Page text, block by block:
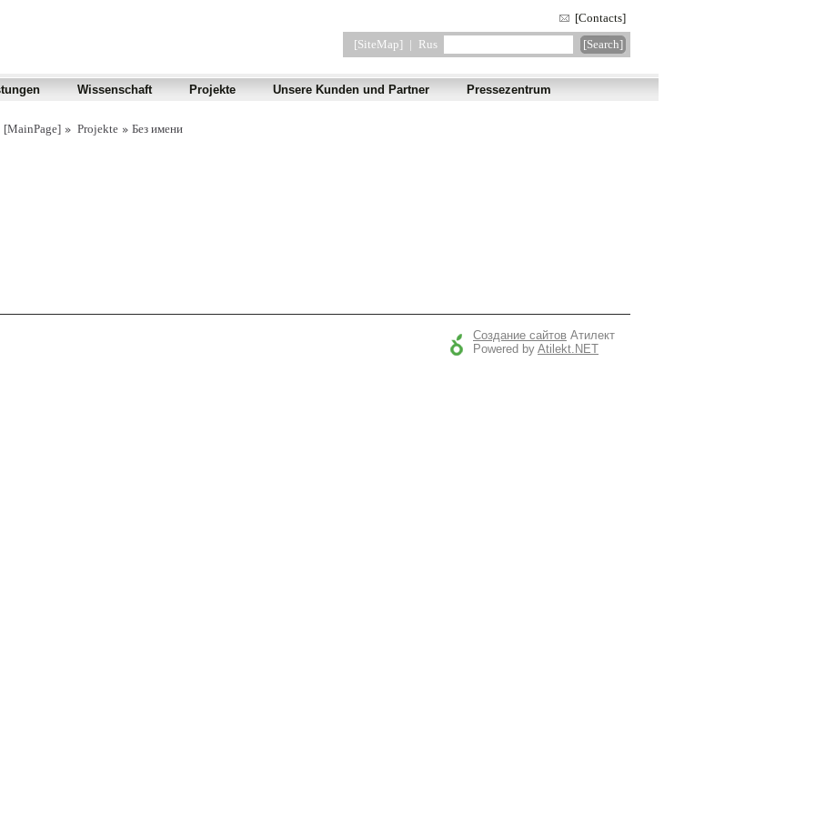
[Contacts]
[SiteMap] | Rus
Wissenschaft Projekte Unsere Kunden und Partner Pressezentrum
[MainPage] Projekte Без имени
Создание сайтов Атилект
Powered by Atilekt.NET